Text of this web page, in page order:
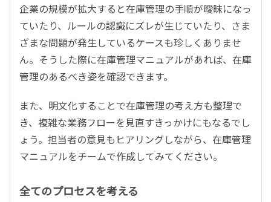
企業の規模が拡大すると在庫管理の手順が曖昧になっ
ていたり、ルールの認識にズレが生じていたり、さま
ざまな問題が発生しているケースも珍しくありませ
ん。そうした際に在庫管理マニュアルがあれば、在庫
管理のあるべき姿を確認できます。
また、明文化することで在庫管理の考え方も整理で
き、複雑な業務フローを見直すきっかけにもなるでし
ょう。担当者の意見もヒアリングしながら、在庫管理
マニュアルをチームで作成してみてください。
全てのプロセスを考える